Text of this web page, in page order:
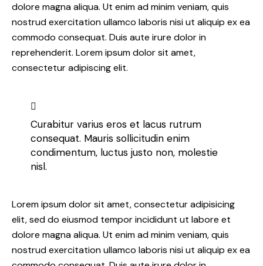
dolore magna aliqua. Ut enim ad minim veniam, quis
nostrud exercitation ullamco laboris nisi ut aliquip ex ea
commodo consequat. Duis aute irure dolor in
reprehenderit. Lorem ipsum dolor sit amet,
consectetur adipiscing elit.
Curabitur varius eros et lacus rutrum
consequat. Mauris sollicitudin enim
condimentum, luctus justo non, molestie
nisl.
Lorem ipsum dolor sit amet, consectetur adipisicing
elit, sed do eiusmod tempor incididunt ut labore et
dolore magna aliqua. Ut enim ad minim veniam, quis
nostrud exercitation ullamco laboris nisi ut aliquip ex ea